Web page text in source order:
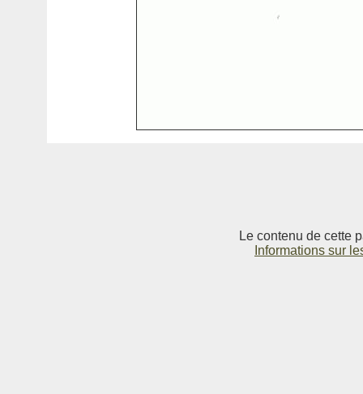
Le contenu de cette
Informations sur